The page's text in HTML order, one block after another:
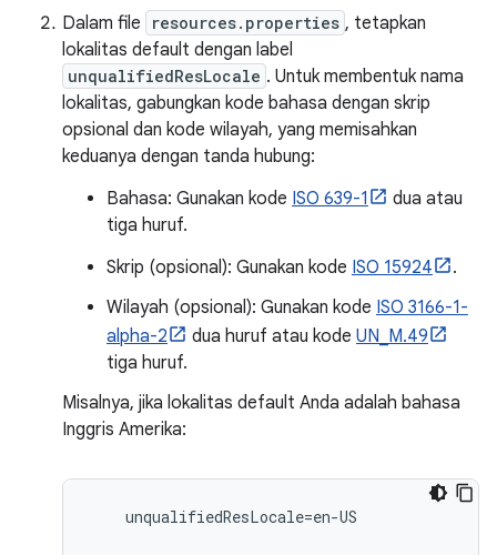
Dalam file
resources.properties , tetapkan
lokalitas default dengan label
unqualifiedResLocale . Untuk membentuk nama
lokalitas, gabungkan kode bahasa dengan skrip
opsional dan kode wilayah, yang memisahkan
keduanya dengan tanda hubung:
Bahasa: Gunakan kode ISO 639-1
dua atau
tiga huruf.
Skrip (opsional): Gunakan kode ISO 15924
.
Wilayah (opsional): Gunakan kode ISO 3166-1-
alpha-2
dua huruf atau kode UN_M.49
tiga huruf.
Misalnya, jika lokalitas default Anda adalah bahasa
Inggris Amerika:
unqualifiedResLocale=en-US